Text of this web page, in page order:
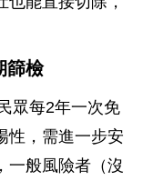
篩檢
眾每2年一次免
性，需進一步安
一般風險者（沒